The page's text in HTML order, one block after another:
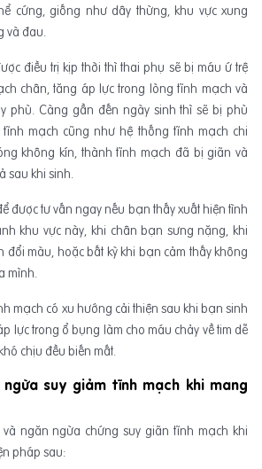
cứng, giống như dây thừng, khu vực xung
và đau.
điều trị kịp thời thì thai phụ sẽ bị máu ứ trệ
chân, tăng áp lực trong lòng tĩnh mạch và
phù. Càng gần đến ngày sinh thì sẽ bị phù
mạch cũng như hệ thống tĩnh mạch chi
không kín, thành tĩnh mạch đã bị giãn và
sau khi sinh.
được tư vấn ngay nếu bạn thấy xuất hiện tình
khu vực này, khi chân bạn sưng nặng, khi
màu, hoặc bất kỳ khi bạn cảm thấy không
mình.
mạch có xu hướng cải thiện sau khi bạn sinh
lực trong ổ bụng làm cho máu chảy về tim dễ
chịu đều biến mất.
suy giảm tĩnh mạch khi mang
ngăn ngừa chứng suy giãn tĩnh mạch khi
pháp sau: